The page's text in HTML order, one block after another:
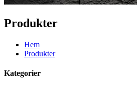
Produkter
Hem
Produkter
Kategorier